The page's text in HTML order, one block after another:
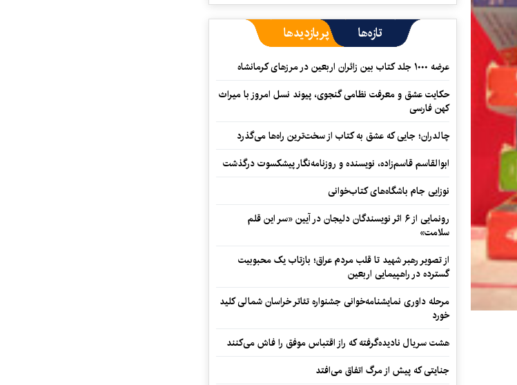
تازه‌ها پربازدیدها
عرضه ۱۰۰۰ جلد کتاب بین زائران اربعین در مرزهای کرمانشاه
حکایت عشق و معرفت نظامی گنجوی، پیوند نسل امروز با میراث
کهن فارسی
چالدران؛ جایی که عشق به کتاب از سخت‌ترین راه‌ها می‌گذرد
ابوالقاسم قاسم‌زاده، نویسنده و روزنامه‌نگار پیشکسوت درگذشت
نوزایی جام باشگاه‌های کتاب‌خوانی
رونمایی از ۶ اثر نویسندگان دلیجان در آیین «سر این قلم
سلامت»
از تصویر رهبر شهید تا قلب مردم عراق؛ بازتاب یک محبوبیت
گسترده در راهپیمایی اربعین
مرحله داوری نمایشنامه‌خوانی جشنواره تئاتر خراسان شمالی کلید
خورد
هشت سریال نادیده‌گرفته که راز اقتباس موفق را فاش می‌کنند
جنایتی که پیش از مرگ اتفاق می‌افتد